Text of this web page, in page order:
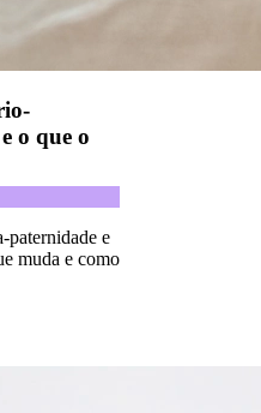
o que o
paternidade e
muda e como